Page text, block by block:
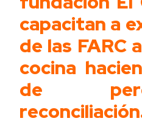
capacitan a
de las FARC
cocina
de